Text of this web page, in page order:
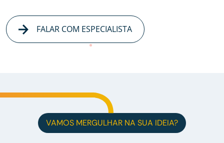
FALAR COM ESPECIALISTA
VAMOS MERGULHAR NA SUA IDEIA?